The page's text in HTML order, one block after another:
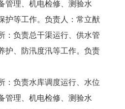
管理、机电检修、测验水
护等工作。负责人：常立猷
负责总干渠运行、供水管
护、防汛度汛等工作。负责
负责水库调度运行、水位
管理、机电检修、测验水